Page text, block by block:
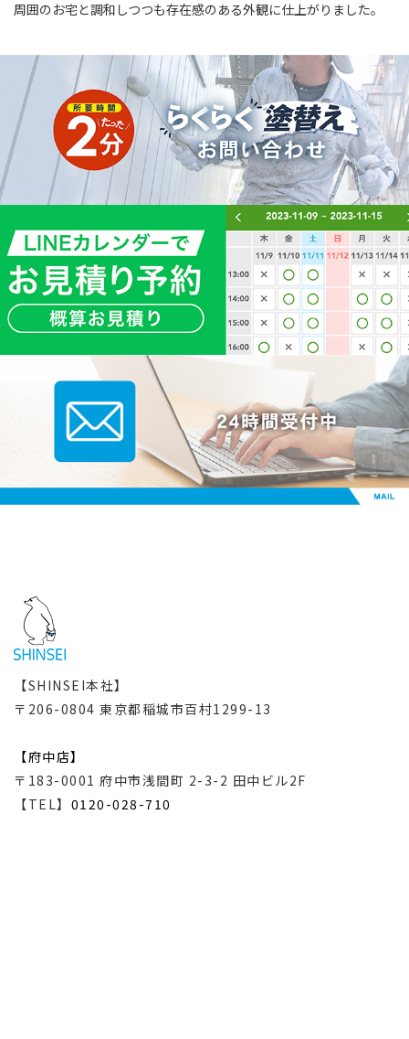
周囲のお宅と調和しつつも存在感のある外観に仕上がりました。
【SHINSEI本社】
〒206-0804 東京都稲城市百村1299-13
【府中店】
〒183-0001 府中市浅間町 2-3-2 田中ビル2F
【TEL】 0120-028-710